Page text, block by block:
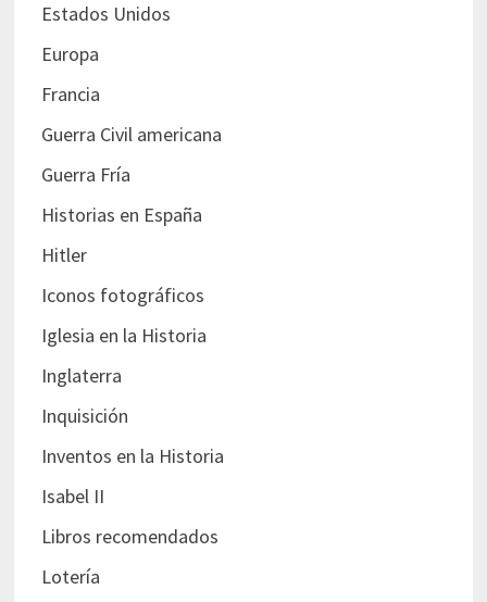
Estados Unidos
Europa
Francia
Guerra Civil americana
Guerra Fría
Historias en España
Hitler
Iconos fotográficos
Iglesia en la Historia
Inglaterra
Inquisición
Inventos en la Historia
Isabel II
Libros recomendados
Lotería